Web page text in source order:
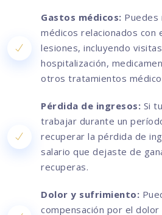
Gastos médicos: Puedes
médicos relacionados
lesiones, incluyendo
hospitalización,
otros tratamientos
Pérdida de ingresos: Si
trabajar durante un
recuperar la pérdida de
salario que dejaste de
recuperas.
Dolor y sufrimiento:
compensación por el